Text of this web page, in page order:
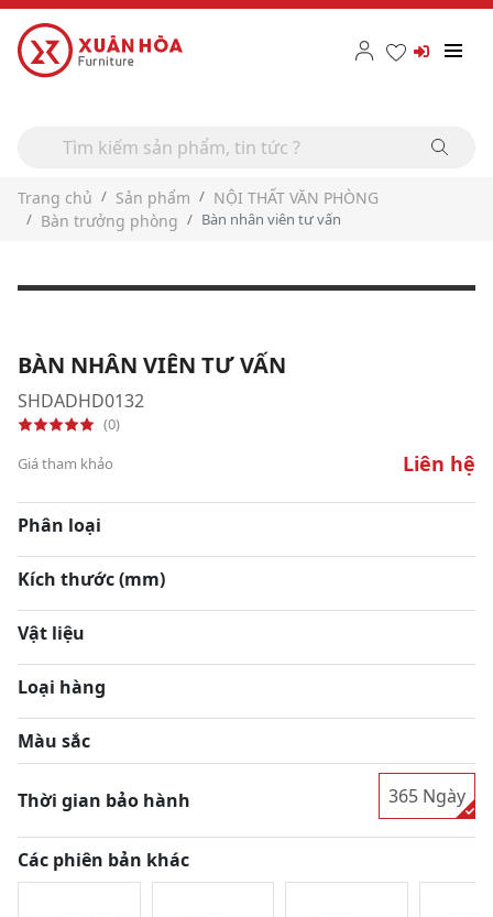
Trang chủ Sản phẩm
NỘI THẤT VĂN PHÒNG
Bàn trưởng phòng
Bàn nhân viên tư vấn
BÀN NHÂN VIÊN TƯ VẤN
SHDADHD0132
(0)
Giá tham khảo
Liên hệ
Phân loại
Kích thước (mm)
Vật liệu
Loại hàng
Màu sắc
Thời gian bảo hành 365 Ngày
Các phiên bản khác